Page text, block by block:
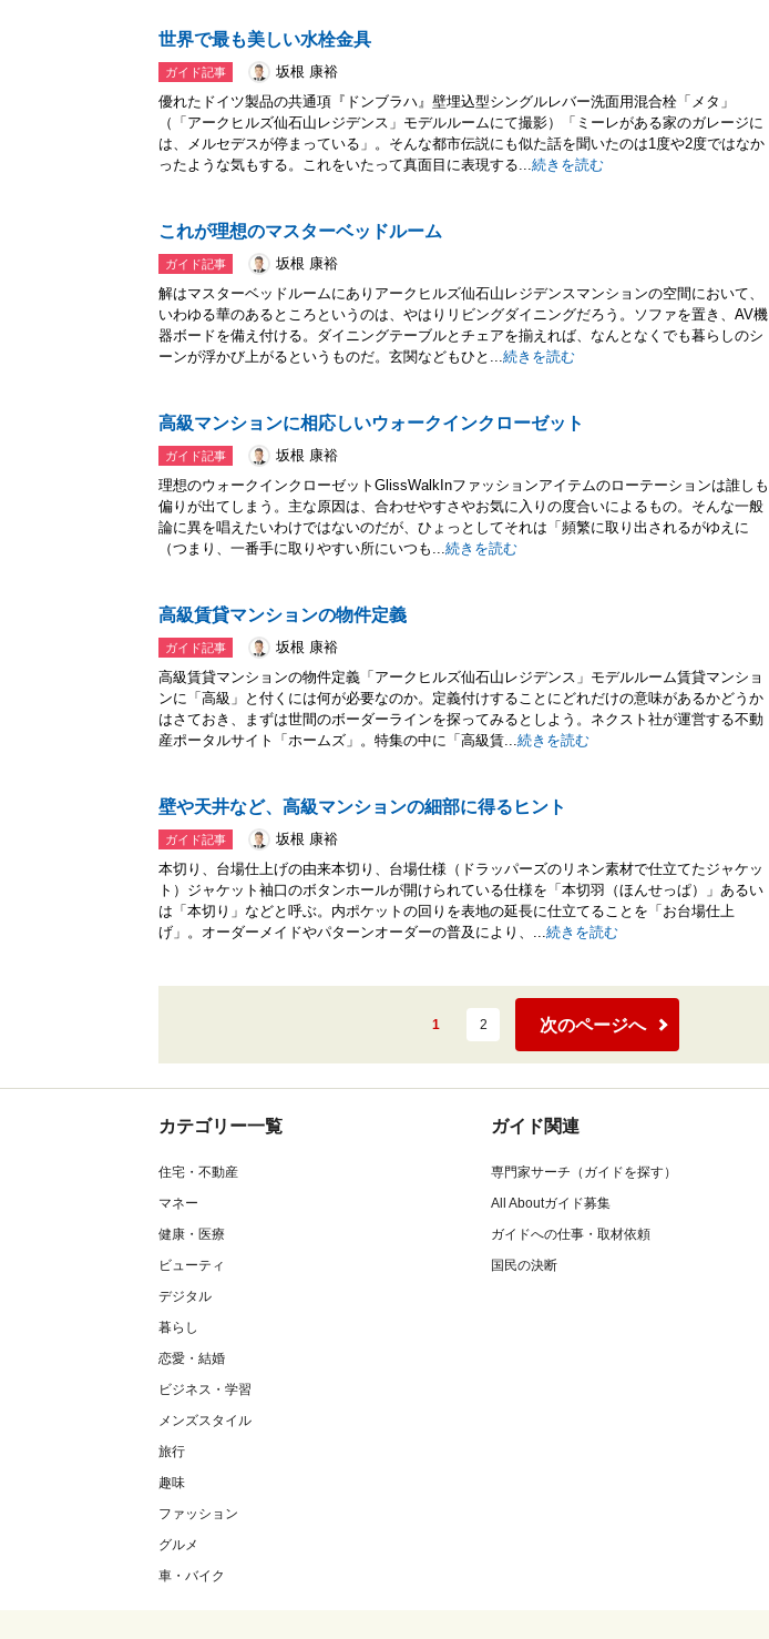
世界で最も美しい水栓金具
ガイド記事
坂根 康裕
優れたドイツ製品の共通項『ドンブラハ』壁埋込型シングルレバー洗面用混合栓「メタ」
（「アークヒルズ仙石山レジデンス」モデルルームにて撮影）「ミーレがある家のガレージに
は、メルセデスが停まっている」。そんな都市伝説にも似た話を聞いたのは1度や2度ではなか
ったような気もする。これをいたって真面目に表現する...続きを読む
これが理想のマスターベッドルーム
ガイド記事
坂根 康裕
解はマスターベッドルームにありアークヒルズ仙石山レジデンスマンションの空間において、
いわゆる華のあるところというのは、やはりリビングダイニングだろう。ソファを置き、AV機
器ボードを備え付ける。ダイニングテーブルとチェアを揃えれば、なんとなくでも暮らしのシ
ーンが浮かび上がるというものだ。玄関などもひと...続きを読む
高級マンションに相応しいウォークインクローゼット
ガイド記事
坂根 康裕
理想のウォークインクローゼットGlissWalkInファッションアイテムのローテーションは誰しも
偏りが出てしまう。主な原因は、合わせやすさやお気に入りの度合いによるもの。そんな一般
論に異を唱えたいわけではないのだが、ひょっとしてそれは「頻繁に取り出されるがゆえに
（つまり、一番手に取りやすい所にいつも...続きを読む
高級賃貸マンションの物件定義
ガイド記事
坂根 康裕
高級賃貸マンションの物件定義「アークヒルズ仙石山レジデンス」モデルルーム賃貸マンショ
ンに「高級」と付くには何が必要なのか。定義付けすることにどれだけの意味があるかどうか
はさておき、まずは世間のボーダーラインを探ってみるとしよう。ネクスト社が運営する不動
産ポータルサイト「ホームズ」。特集の中に「高級賃...続きを読む
壁や天井など、高級マンションの細部に得るヒント
ガイド記事
坂根 康裕
本切り、台場仕上げの由来本切り、台場仕様（ドラッパーズのリネン素材で仕立てたジャケッ
ト）ジャケット袖口のボタンホールが開けられている仕様を「本切羽（ほんせっぱ）」あるい
は「本切り」などと呼ぶ。内ポケットの回りを表地の延長に仕立てることを「お台場仕上
げ」。オーダーメイドやパターンオーダーの普及により、...続きを読む
1 2 次のページへ
カテゴリー一覧
住宅・不動産
マネー
健康・医療
ビューティ
デジタル
暮らし
恋愛・結婚
ビジネス・学習
メンズスタイル
旅行
趣味
ファッション
グルメ
車・バイク
ガイド関連
専門家サーチ（ガイドを探す）
All Aboutガイド募集
ガイドへの仕事・取材依頼
国民の決断